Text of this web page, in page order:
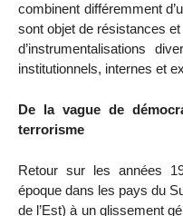
combinent différemment
sont objet de résistances et
d’instrumentalisations
institutionnels, internes et
De la vague de
terrorisme
Retour sur les années
époque dans les pays du
de l’Est) à un glissement